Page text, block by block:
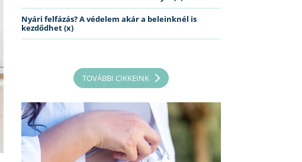
Nyári felfázás? A védelem akár a beleinknél is
kezdődhet (x)
TOVÁBBI CIKKEINK